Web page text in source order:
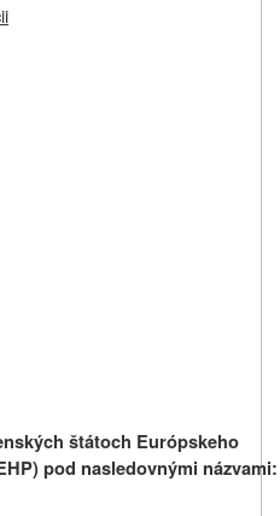
štátoch Európskeho
pod nasledovnými názvami: